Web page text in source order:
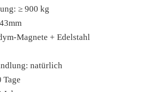
≥ 900 kg
Magnete + Edelstahl
natürlich